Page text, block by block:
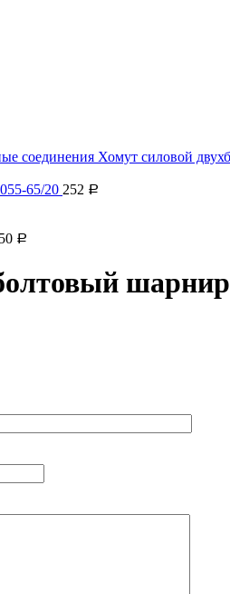
соединения Хомут силовой
65/20 252 Р
Р